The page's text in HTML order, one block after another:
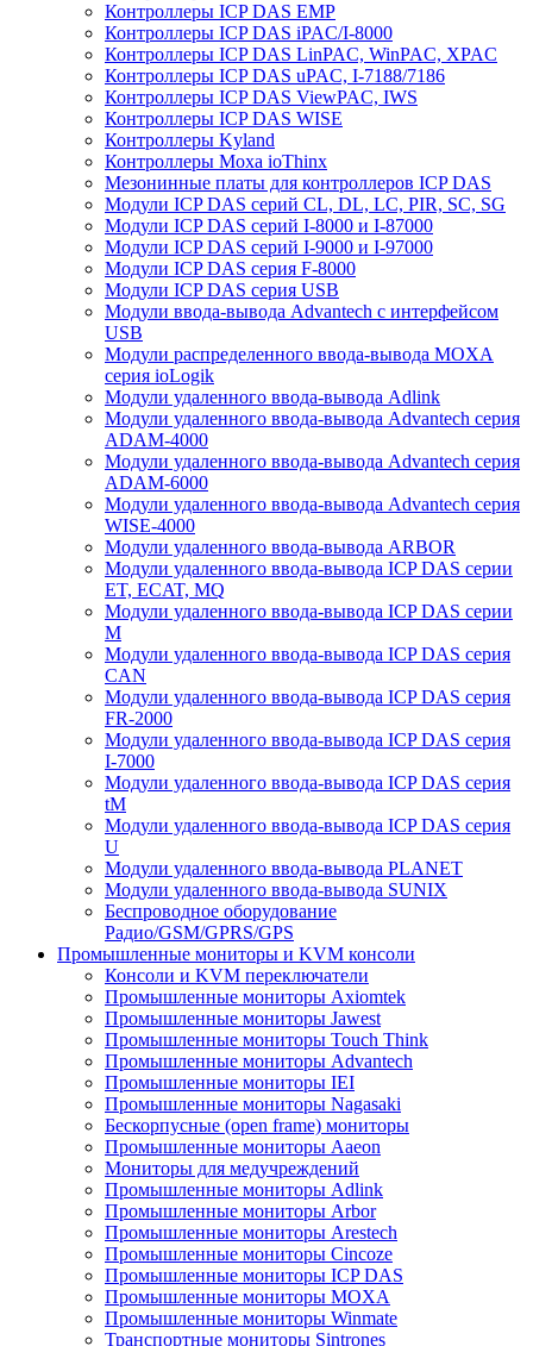
Контроллеры ICP DAS EMP
Контроллеры ICP DAS iPAC/I-8000
Контроллеры ICP DAS LinPAC, WinPAC, XPAC
Контроллеры ICP DAS uPAC, I-7188/7186
Контроллеры ICP DAS ViewPAC, IWS
Контроллеры ICP DAS WISE
Контроллеры Kyland
Контроллеры Moxa ioThinx
Мезонинные платы для контроллеров ICP DAS
Модули ICP DAS серий CL, DL, LC, PIR, SC, SG
Модули ICP DAS серий I-8000 и I-87000
Модули ICP DAS серий I-9000 и I-97000
Модули ICP DAS серия F-8000
Модули ICP DAS серия USB
Модули ввода-вывода Advantech с интерфейсом
USB
Модули распределенного ввода-вывода MOXA
серия ioLogik
Модули удаленного ввода-вывода Adlink
Модули удаленного ввода-вывода Advantech серия
ADAM-4000
Модули удаленного ввода-вывода Advantech серия
ADAM-6000
Модули удаленного ввода-вывода Advantech серия
WISE-4000
Модули удаленного ввода-вывода ARBOR
Модули удаленного ввода-вывода ICP DAS серии
ET, ECAT, MQ
Модули удаленного ввода-вывода ICP DAS серии
M
Модули удаленного ввода-вывода ICP DAS серия
CAN
Модули удаленного ввода-вывода ICP DAS серия
FR-2000
Модули удаленного ввода-вывода ICP DAS серия
I-7000
Модули удаленного ввода-вывода ICP DAS серия
tM
Модули удаленного ввода-вывода ICP DAS серия
U
Модули удаленного ввода-вывода PLANET
Модули удаленного ввода-вывода SUNIX
Беспроводное оборудование
Радио/GSM/GPRS/GPS
Промышленные мониторы и KVM консоли
Консоли и KVM переключатели
Промышленные мониторы Axiomtek
Промышленные мониторы Jawest
Промышленные мониторы Touch Think
Промышленные мониторы Advantech
Промышленные мониторы IEI
Промышленные мониторы Nagasaki
Бескорпусные (open frame) мониторы
Промышленные мониторы Aaeon
Мониторы для медучреждений
Промышленные мониторы Adlink
Промышленные мониторы Arbor
Промышленные мониторы Arestech
Промышленные мониторы Cincoze
Промышленные мониторы ICP DAS
Промышленные мониторы MOXA
Промышленные мониторы Winmate
Транспортные мониторы Sintrones